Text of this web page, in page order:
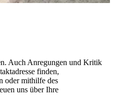
Auch Anregungen und Kritik
finden,
oder mithilfe des
uns über Ihre